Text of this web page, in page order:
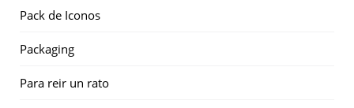
Pack de Iconos
Packaging
Para reir un rato